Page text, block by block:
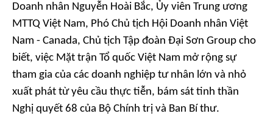
Doanh nhân Nguyễn Hoài Bắc, Ủy viên Trung ương
MTTQ Việt Nam, Phó Chủ tịch Hội Doanh nhân Việt
Nam - Canada, Chủ tịch Tập đoàn Đại Sơn Group cho
biết, việc Mặt trận Tổ quốc Việt Nam mở rộng sự
tham gia của các doanh nghiệp tư nhân lớn và nhỏ
xuất phát từ yêu cầu thực tiễn, bám sát tinh thần
Nghị quyết 68 của Bộ Chính trị và Ban Bí thư.